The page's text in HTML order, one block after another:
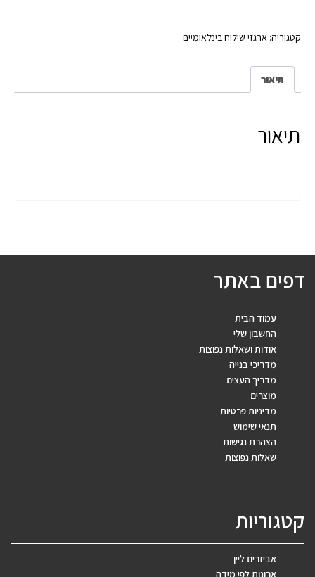
קטגוריה: ארגזי שילוח בינלאומיים
תיאור
תיאור
דפים באתר
עמוד הבית
החשבון שלי
אודות ושאלות נפוצות
מדריכי בנייה
מדריך העצים
מוצרים
מדיניות פרטיות
תנאי שימוש
הצהרת נגישות
שאלות נפוצות
קטגוריות
אביזרים ליין
ארונות לפי מידה